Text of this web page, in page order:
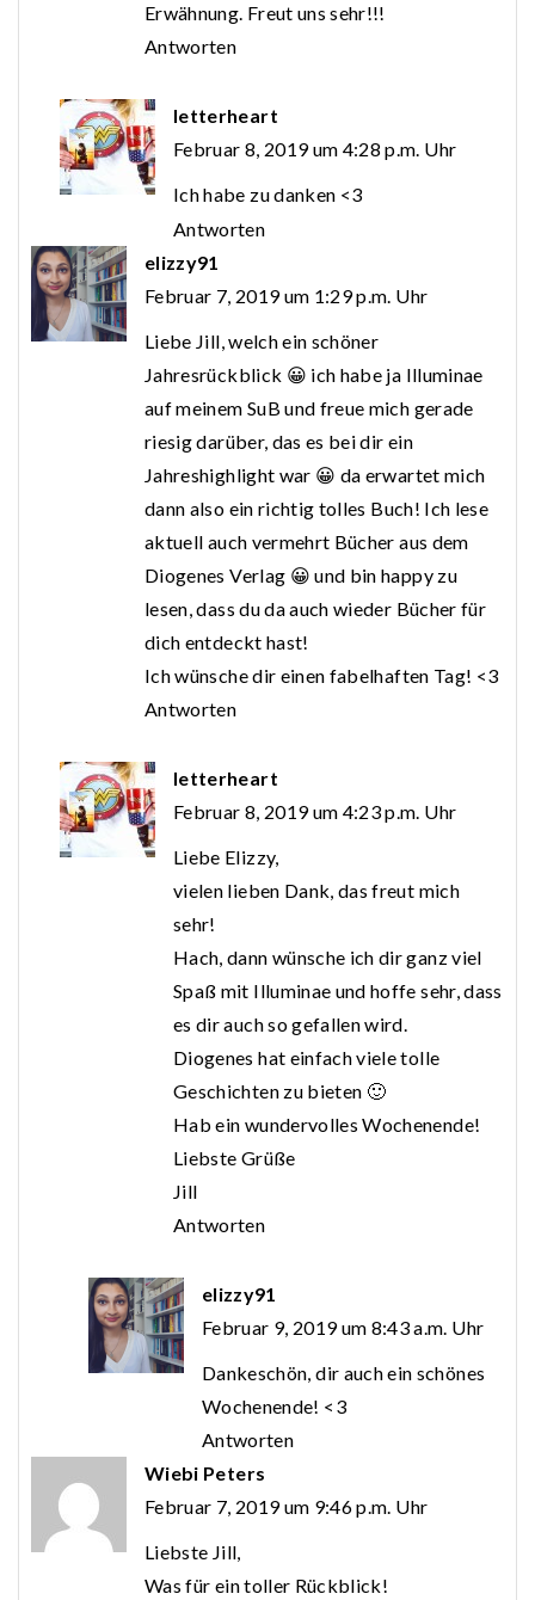
Erwähnung. Freut uns sehr!!!
Antworten
letterheart
Februar 8, 2019 um 4:28 p.m. Uhr
Ich habe zu danken <3
Antworten
elizzy91
Februar 7, 2019 um 1:29 p.m. Uhr
Liebe Jill, welch ein schöner
Jahresrückblick 😀 ich habe ja Illuminae
auf meinem SuB und freue mich gerade
riesig darüber, das es bei dir ein
Jahreshighlight war 😀 da erwartet mich
dann also ein richtig tolles Buch! Ich lese
aktuell auch vermehrt Bücher aus dem
Diogenes Verlag 😀 und bin happy zu
lesen, dass du da auch wieder Bücher für
dich entdeckt hast!
Ich wünsche dir einen fabelhaften Tag! <3
Antworten
letterheart
Februar 8, 2019 um 4:23 p.m. Uhr
Liebe Elizzy,
vielen lieben Dank, das freut mich
sehr!
Hach, dann wünsche ich dir ganz viel
Spaß mit Illuminae und hoffe sehr, dass
es dir auch so gefallen wird.
Diogenes hat einfach viele tolle
Geschichten zu bieten 🙂
Hab ein wundervolles Wochenende!
Liebste Grüße
Jill
Antworten
elizzy91
Februar 9, 2019 um 8:43 a.m. Uhr
Dankeschön, dir auch ein schönes
Wochenende! <3
Antworten
Wiebi Peters
Februar 7, 2019 um 9:46 p.m. Uhr
Liebste Jill,
Was für ein toller Rückblick!